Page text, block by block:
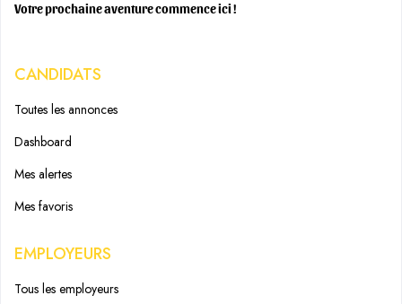
Votre prochaine aventure commence ici !
CANDIDATS
Toutes les annonces
Dashboard
Mes alertes
Mes favoris
EMPLOYEURS
Tous les employeurs